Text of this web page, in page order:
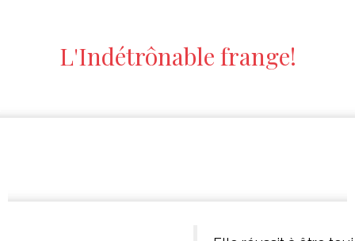
L'Indétrônable frange!